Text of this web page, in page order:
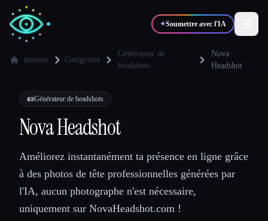
✦Soumettre avec l'IA
💻Développeurs
🎓Étudiants 🎬Créateurs
maison Catégories
Générateur de
headshots
Nova
Headshot
🪪Générateur de headshots
Nova Headshot
Améliorez instantanément ta présence en ligne grâce
à des photos de tête professionnelles générées par
l'IA, aucun photographe n'est nécessaire,
uniquement sur NovaHeadshot.com !